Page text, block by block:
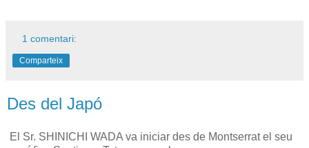
1 comentari:
Comparteix
Des del Japó
El Sr. SHINICHI WADA va iniciar des de Montserrat el seu